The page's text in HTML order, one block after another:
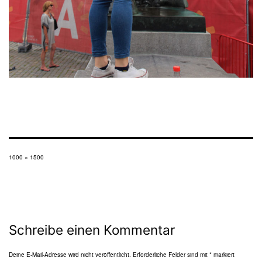
Originalgröße
1000 × 1500
Schreibe einen Kommentar
Deine E-Mail-Adresse wird nicht veröffentlicht. Erforderliche Felder sind mit * markiert